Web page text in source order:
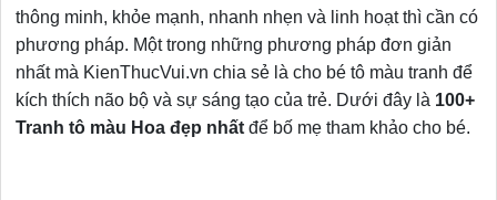
thông minh, khỏe mạnh, nhanh nhẹn và linh hoạt thì cần có
phương pháp. Một trong những phương pháp đơn giản
nhất mà KienThucVui.vn chia sẻ là cho bé tô màu tranh để
kích thích não bộ và sự sáng tạo của trẻ. Dưới đây là 100+
Tranh tô màu Hoa đẹp nhất để bố mẹ tham khảo cho bé.